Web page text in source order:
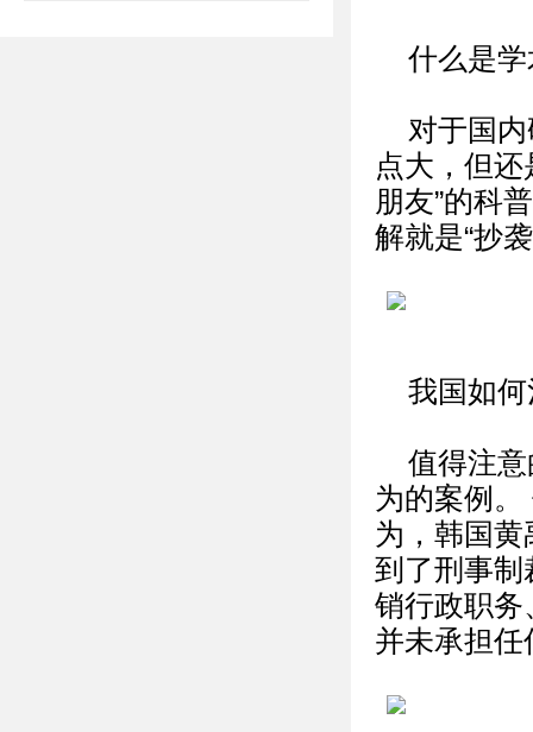
什么是
对于国
点大，但
朋友”的科
解就是“抄
我国如
值得注
为的案例
为，韩国
到了刑事制
销行政职务
并未承担